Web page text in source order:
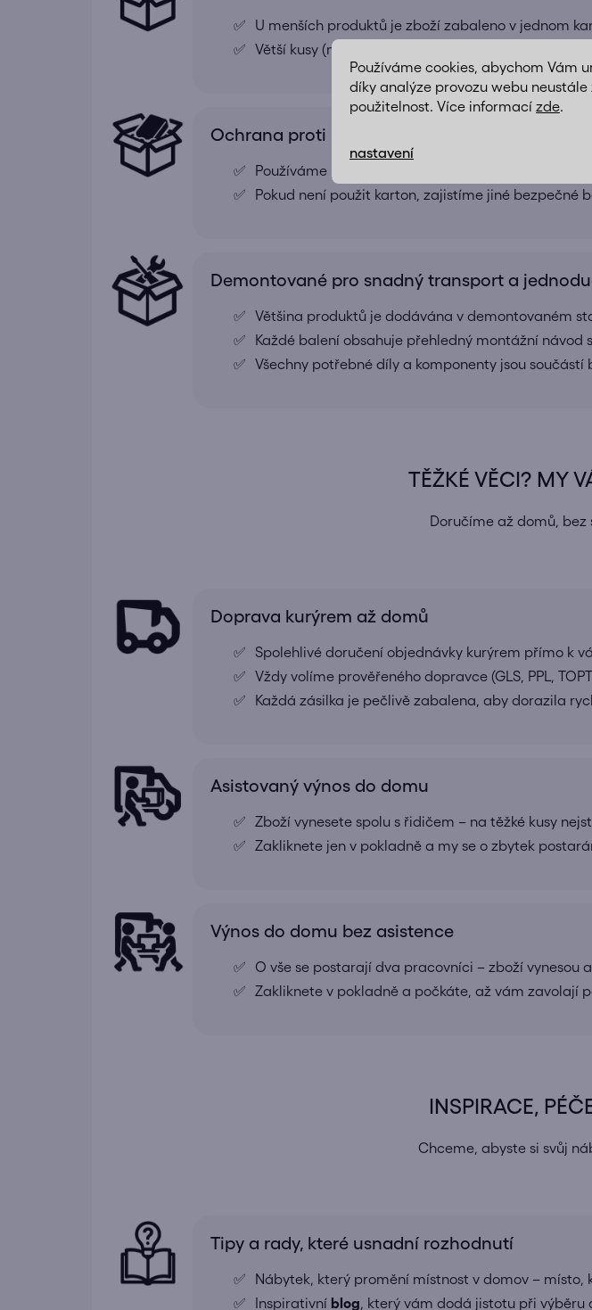
Používáme cookies, abychom Vám
díky analýze provozu webu neustále
použitelnost. Více informací zde.
nastavení
U menších produktů je zboží zabaleno v jednom
Větší kusy (například skříně, komody apod.)
Ochrana proti poškození
Používáme pevné papírové kartony, polystyren a
Pokud není použit karton, zajistíme jiné bezpečné
Demontované pro snadný transport a
Většina produktů je dodávána v demontovaném
Každé balení obsahuje přehledný montážní návod
Všechny potřebné díly a komponenty jsou
TĚŽKÉ VĚCI? MY
Doručíme až domů,
Doprava kurýrem až domů
Spolehlivé doručení objednávky kurýrem přímo k
Vždy volíme prověřeného dopravce (GLS, PPL,
Každá zásilka je pečlivě zabalena, aby dorazila
Asistovaný výnos do domu
Zboží vynesete spolu s řidičem – na těžké kusy
Zakliknete jen v pokladně a my se o zbytek
Výnos do domu bez asistence
O vše se postarají dva pracovníci – zboží vynesou
Zakliknete v pokladně a počkáte, až vám zavolají
INSPIRACE,
Chceme, abyste si svůj
Tipy a rady, které usnadní rozhodnutí
Nábytek, který promění místnost v domov – místo,
Inspirativní blog , který vám dodá jistotu při